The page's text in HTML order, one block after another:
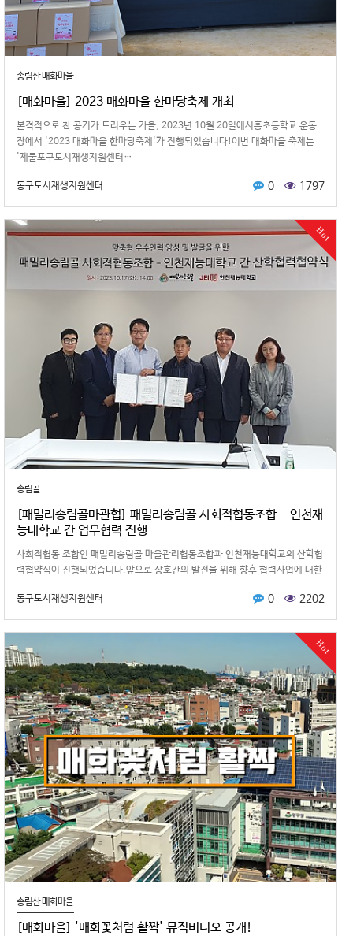
송림산 매화마을
[매화마을] 2023 매화마을 한마당축제 개최
본격적으로 찬 공기가 드리우는 가을, 2023년 10월 20일에서흥초등학교 운동
장에서 '2023 매화마을 한마당축제'가 진행되었습니다!이번 매화마을 축제는
'제물포구도시재생지원센터…
동구도시재생지원센터 0 1797
Hot
송림골
[패밀리송림골마관협] 패밀리송림골 사회적협동조합 - 인천재
능대학교 간 업무협력 진행
사회적협동 조합인 패밀리송림골 마을관리협동조합과 인천재능대학교의 산학협
력협약식이 진행되었습니다.앞으로 상호간의 발전을 위해 향후 협력사업에 대한
동구도시재생지원센터
0 2202
Hot
송림산 매화마을
[매화마을] '매화꽃처럼 활짝' 뮤직비디오 공개!